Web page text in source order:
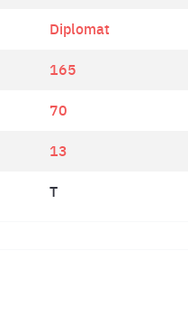
Diplomat
165
70
13
T